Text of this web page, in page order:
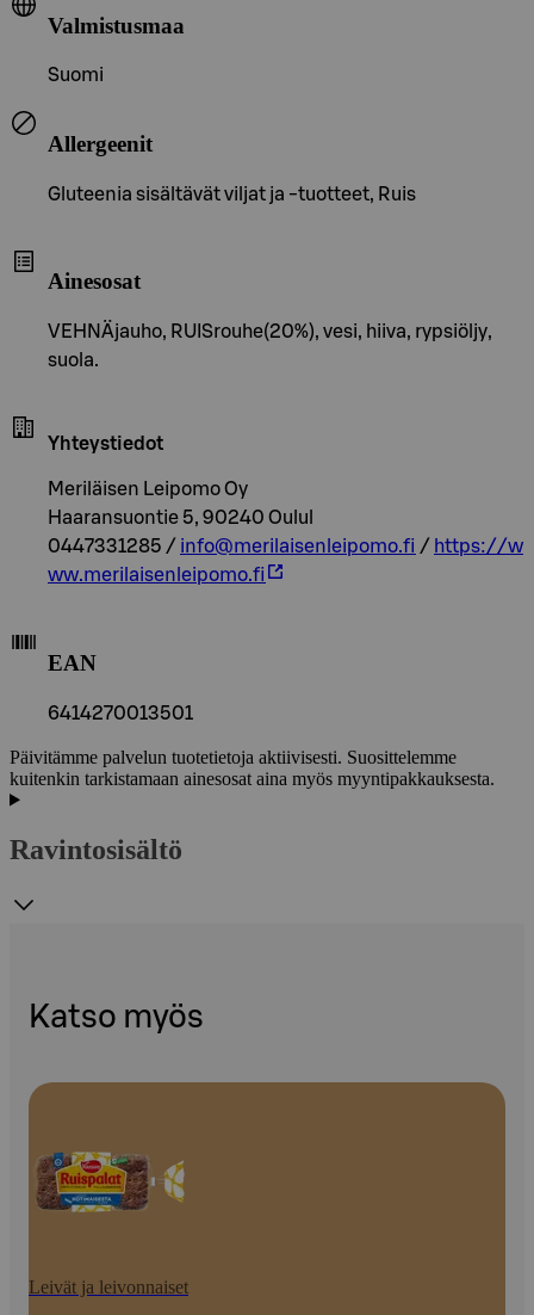
Valmistusmaa
Suomi
Allergeenit
Gluteenia sisältävät viljat ja -tuotteet, Ruis
Ainesosat
VEHNÄjauho, RUISrouhe(20%), vesi, hiiva, rypsiöljy,
suola.
Yhteystiedot
Meriläisen Leipomo Oy
Haaransuontie 5, 90240 Oulul
0447331285 / info@merilaisenleipomo.fi / https://w
ww.merilaisenleipomo.fi
EAN
6414270013501
Päivitämme palvelun tuotetietoja aktiivisesti. Suosittelemme
kuitenkin tarkistamaan ainesosat aina myös myyntipakkauksesta.
Ravintosisältö
Katso myös
Leivät ja leivonnaiset